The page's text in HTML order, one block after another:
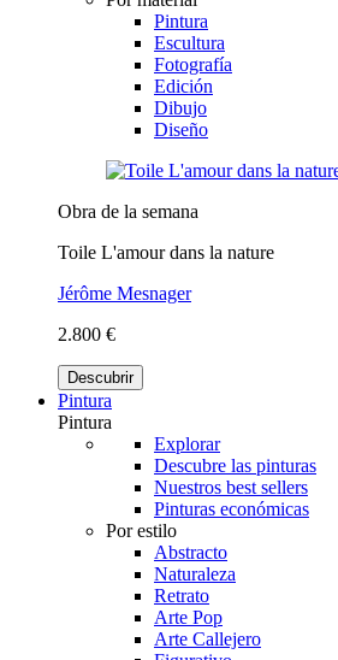
Pintura
Escultura
Fotografía
Edición
Dibujo
Diseño
Obra de la semana
Toile L'amour dans la nature
Jérôme Mesnager
2.800 €
Descubrir
Pintura
Pintura
Explorar
Descubre las pinturas
Nuestros best sellers
Pinturas económicas
Por estilo
Abstracto
Naturaleza
Retrato
Arte Pop
Arte Callejero